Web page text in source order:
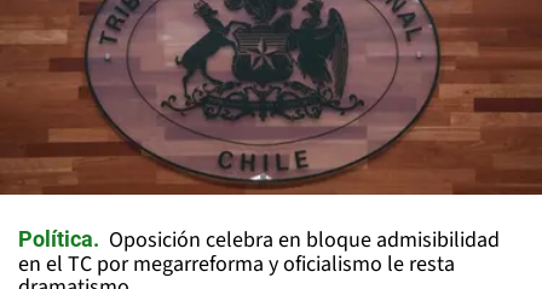
Política
Oposición celebra en bloque admisibilidad
en el TC por megarreforma y oficialismo le resta